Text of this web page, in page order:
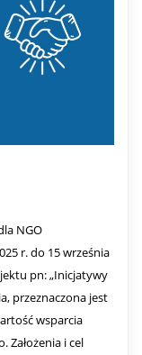
NGO
r. do 15 września
pn: „Inicjatywy
przeznaczona jest
wsparcia
Założenia i cel